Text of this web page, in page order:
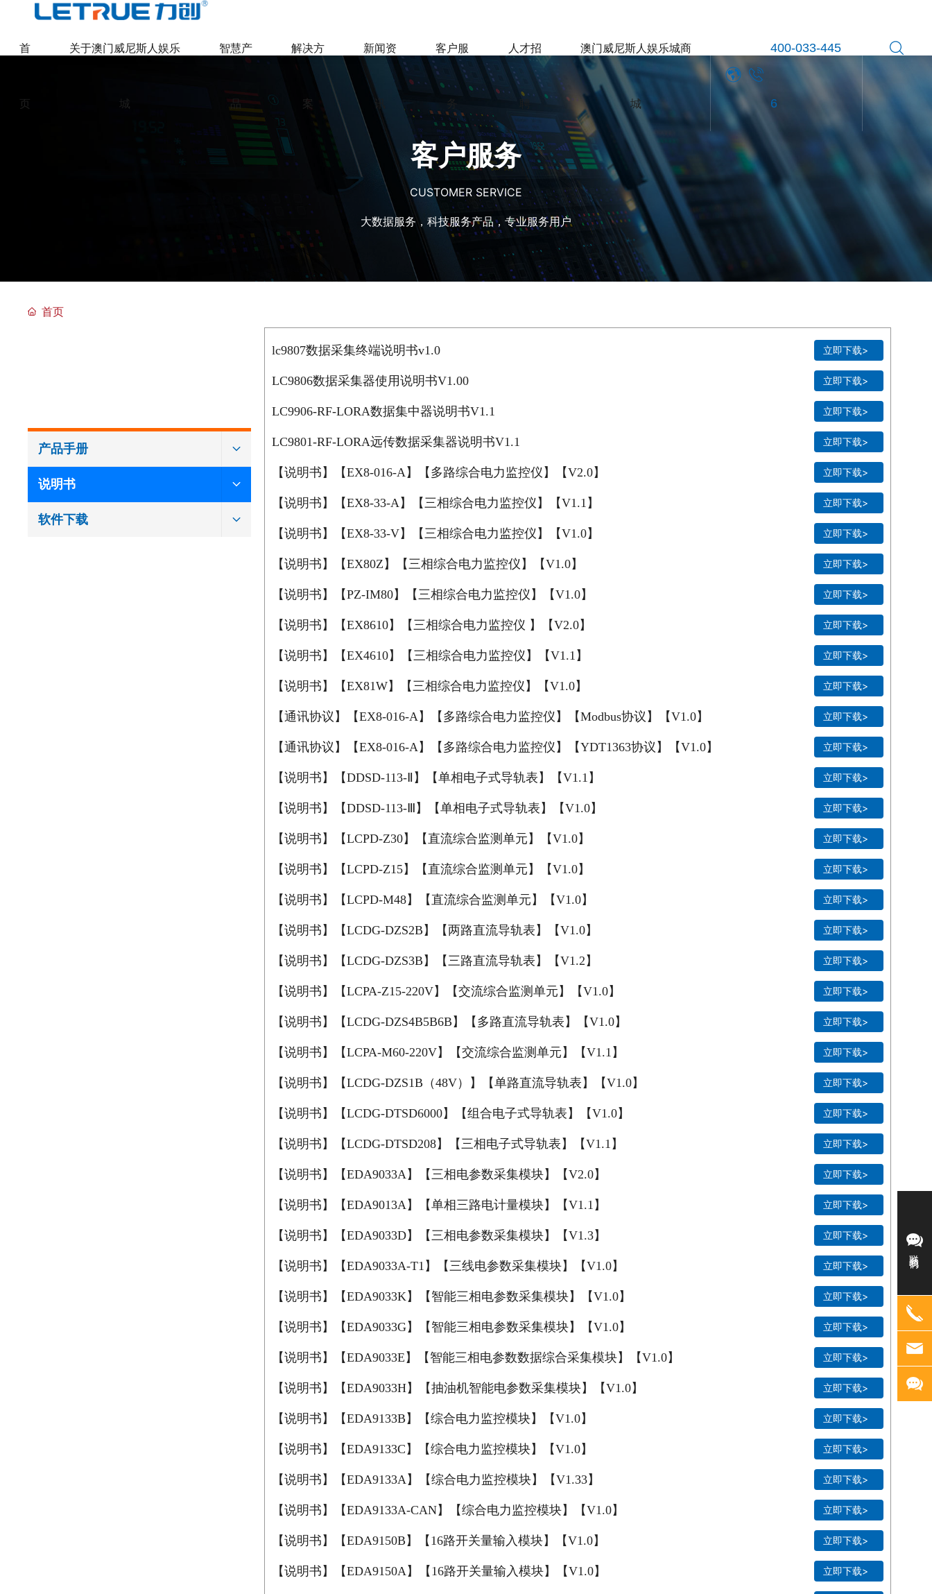
威尼斯人博彩
首
页
关于澳门威尼斯人娱乐
城
智慧产
品
解决方
案
新闻资
讯
客户服
务
人才招 澳门威尼斯人娱乐城商
城
400-033-445
6
客户服务
CUSTOMER SERVICE
大数据服务，科技服务产品，专业服务用户
首页
产品手册
说明书
软件下载
lc9807数据采集终端说明书v1.0 立即下载>
LC9806数据采集器使用说明书V1.00 立即下载>
LC9906-RF-LORA数据集中器说明书V1.1 立即下载>
LC9801-RF-LORA远传数据采集器说明书V1.1 立即下载>
【说明书】【EX8-016-A】【多路综合电力监控仪】【V2.0】 立即下载>
【说明书】【EX8-33-A】【三相综合电力监控仪】【V1.1】 立即下载>
【说明书】【EX8-33-V】【三相综合电力监控仪】【V1.0】 立即下载>
【说明书】【EX80Z】【三相综合电力监控仪】【V1.0】 立即下载>
【说明书】【PZ-IM80】【三相综合电力监控仪】【V1.0】 立即下载>
【说明书】【EX8610】【三相综合电力监控仪 】【V2.0】 立即下载>
【说明书】【EX4610】【三相综合电力监控仪】【V1.1】 立即下载>
【说明书】【EX81W】【三相综合电力监控仪】【V1.0】 立即下载>
【通讯协议】【EX8-016-A】【多路综合电力监控仪】【Modbus协议】【V1.0】 立即下载>
【通讯协议】【EX8-016-A】【多路综合电力监控仪】【YDT1363协议】【V1.0】 立即下载>
【说明书】【DDSD-113-Ⅱ】【单相电子式导轨表】【V1.1】 立即下载>
【说明书】【DDSD-113-Ⅲ】【单相电子式导轨表】【V1.0】 立即下载>
【说明书】【LCPD-Z30】【直流综合监测单元】【V1.0】 立即下载>
【说明书】【LCPD-Z15】【直流综合监测单元】【V1.0】 立即下载>
【说明书】【LCPD-M48】【直流综合监测单元】【V1.0】 立即下载>
【说明书】【LCDG-DZS2B】【两路直流导轨表】【V1.0】 立即下载>
【说明书】【LCDG-DZS3B】【三路直流导轨表】【V1.2】 立即下载>
【说明书】【LCPA-Z15-220V】【交流综合监测单元】【V1.0】 立即下载>
【说明书】【LCDG-DZS4B5B6B】【多路直流导轨表】【V1.0】 立即下载>
【说明书】【LCPA-M60-220V】【交流综合监测单元】【V1.1】 立即下载>
【说明书】【LCDG-DZS1B（48V）】【单路直流导轨表】【V1.0】 立即下载>
【说明书】【LCDG-DTSD6000】【组合电子式导轨表】【V1.0】 立即下载>
【说明书】【LCDG-DTSD208】【三相电子式导轨表】【V1.1】 立即下载>
【说明书】【EDA9033A】【三相电参数采集模块】【V2.0】 立即下载>
【说明书】【EDA9013A】【单相三路电计量模块】【V1.1】 立即下载>
【说明书】【EDA9033D】【三相电参数采集模块】【V1.3】 立即下载>
【说明书】【EDA9033A-T1】【三线电参数采集模块】【V1.0】 立即下载>
【说明书】【EDA9033K】【智能三相电参数采集模块】【V1.0】 立即下载>
【说明书】【EDA9033G】【智能三相电参数采集模块】【V1.0】 立即下载>
【说明书】【EDA9033E】【智能三相电参数数据综合采集模块】【V1.0】 立即下载>
【说明书】【EDA9033H】【抽油机智能电参数采集模块】【V1.0】 立即下载>
【说明书】【EDA9133B】【综合电力监控模块】【V1.0】 立即下载>
【说明书】【EDA9133C】【综合电力监控模块】【V1.0】 立即下载>
【说明书】【EDA9133A】【综合电力监控模块】【V1.33】 立即下载>
【说明书】【EDA9133A-CAN】【综合电力监控模块】【V1.0】 立即下载>
【说明书】【EDA9150B】【16路开关量输入模块】【V1.0】 立即下载>
【说明书】【EDA9150A】【16路开关量输入模块】【V1.0】 立即下载>